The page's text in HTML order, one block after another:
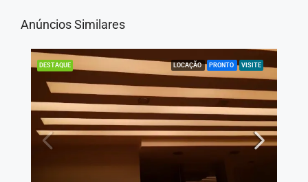
Anúncios Similares
DESTAQUE LOCAÇÃO PRONTO VISITE